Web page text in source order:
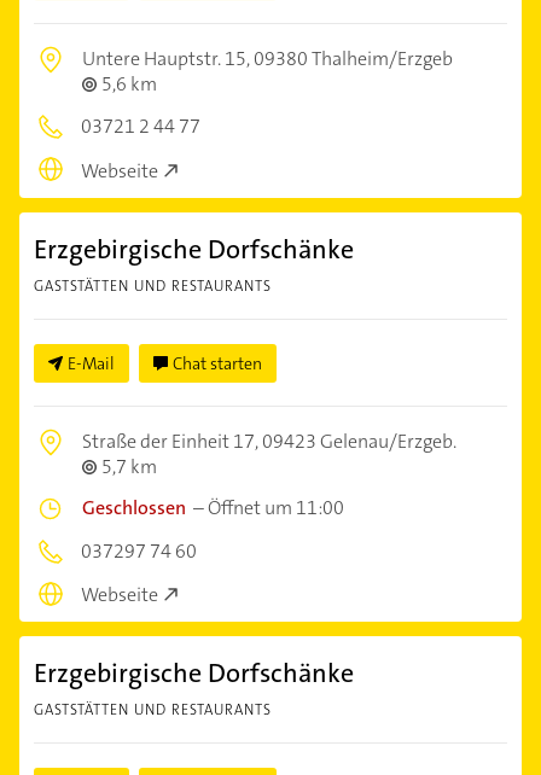
Untere Hauptstr. 15,09380 Thalheim/Erzgeb
5,6 km
03721 2 44 77
Webseite
Erzgebirgische Dorfschänke
GASTSTÄTTEN UND RESTAURANTS
E-Mail Chat starten
Straße der Einheit 17,09423 Gelenau/Erzgeb.
5,7 km
Geschlossen –Öffnet um 11:00
037297 74 60
Webseite
Erzgebirgische Dorfschänke
GASTSTÄTTEN UND RESTAURANTS